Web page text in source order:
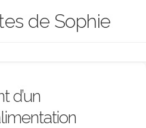
de Sophie
d’un